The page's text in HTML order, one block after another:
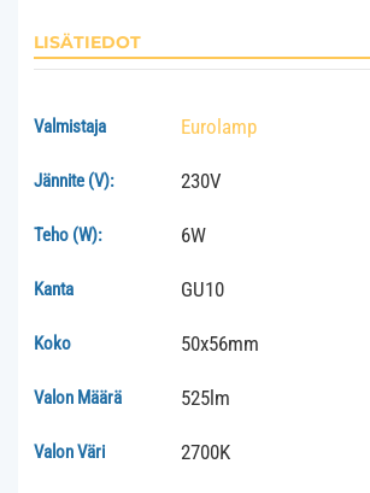
LISÄTIEDOT
Valmistaja Eurolamp
Jännite (V): 230V
Teho (W): 6W
Kanta GU10
Koko 50x56mm
Valon Määrä 525lm
Valon Väri 2700K